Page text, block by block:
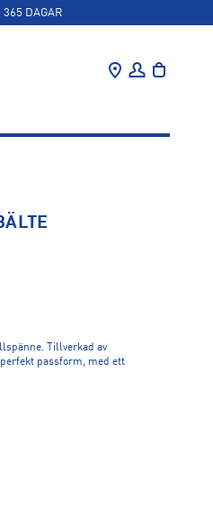
365 DAGAR
Tillverkad av
passform, med ett